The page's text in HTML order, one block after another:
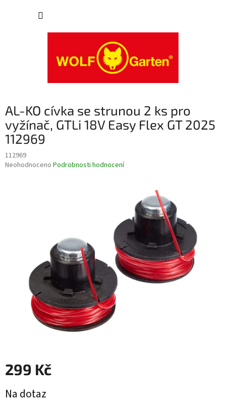
AL-KO cívka se strunou 2 ks pro
vyžínač, GTLi 18V Easy Flex GT 2025
112969
112969
Průměrné
Neohodnoceno Podrobnosti hodnocení
299 Kč
cena:
Na dotaz